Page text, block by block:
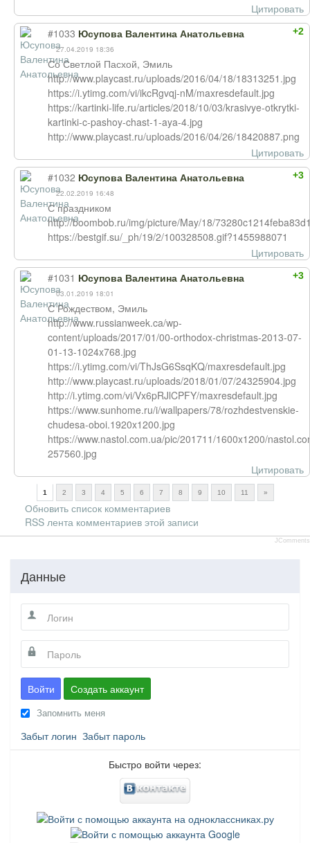
Цитировать
+2
#1033 Юсупова Валентина Анатольевна
27.04.2019 18:36
Со Светлой Пасхой, Эмиль
http://www.playcast.ru/uploads/2016/04/18/18313251.jpg
https://i.ytimg.com/vi/ikcRgvqj-nM/maxresdefault.jpg
https://kartinki-life.ru/articles/2018/10/03/krasivye-otkrytki-
kartinki-c-pashoy-chast-1-aya-4.jpg
http://www.playcast.ru/uploads/2016/04/26/18420887.png
Цитировать
+3
#1032 Юсупова Валентина Анатольевна
22.02.2019 16:48
С праздником
http://boombob.ru/img/picture/May/18/
https://bestgif.su/_ph/19/2/100328508.gif?1455988071
Цитировать
+3
#1031 Юсупова Валентина Анатольевна
03.01.2019 18:01
С Рождеством, Эмиль
http://www.russianweek.ca/wp-
content/uploads/2017/01/00-orthodox-christmas-2013-07-
01-13-1024x768.jpg
https://i.ytimg.com/vi/ThJsG6SsqKQ/maxresdefault.jpg
http://www.playcast.ru/uploads/2018/01/07/24325904.jpg
http://i.ytimg.com/vi/Vx6pRJlCPFY/maxresdefault.jpg
https://www.sunhome.ru/i/wallpapers/78/rozhdestvenskie-
chudesa-oboi.1920x1200.jpg
https://www.nastol.com.ua/pic/201711/1600x1200/
257560.jpg
Цитировать
1 2 3 4 5 6 7 8 9 10 11 »
Обновить список комментариев
RSS лента комментариев этой записи
JComments
Данные
Войти Создать аккаунт
Запомнить меня
Забыт логин Забыт пароль
Быстро войти через: